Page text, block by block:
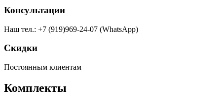
Консультации
Наш тел.: +7 (919)969-24-07 (WhatsApp)
Скидки
Постоянным клиентам
Комплекты